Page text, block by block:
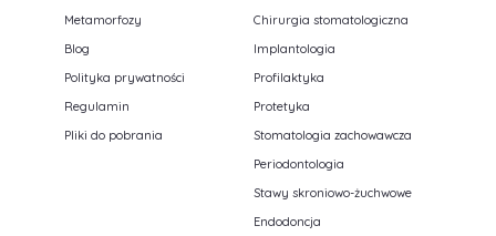
Metamorfozy
Blog
Polityka prywatności
Regulamin
Pliki do pobrania
Chirurgia stomatologiczna
Implantologia
Profilaktyka
Protetyka
Stomatologia zachowawcza
Periodontologia
Stawy skroniowo-żuchwowe
Endodoncja